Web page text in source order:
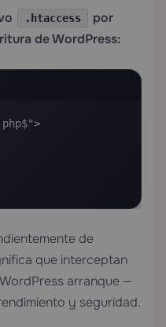
.htaccess
por
de WordPress:
de
que interceptan
arranque —
y seguridad.